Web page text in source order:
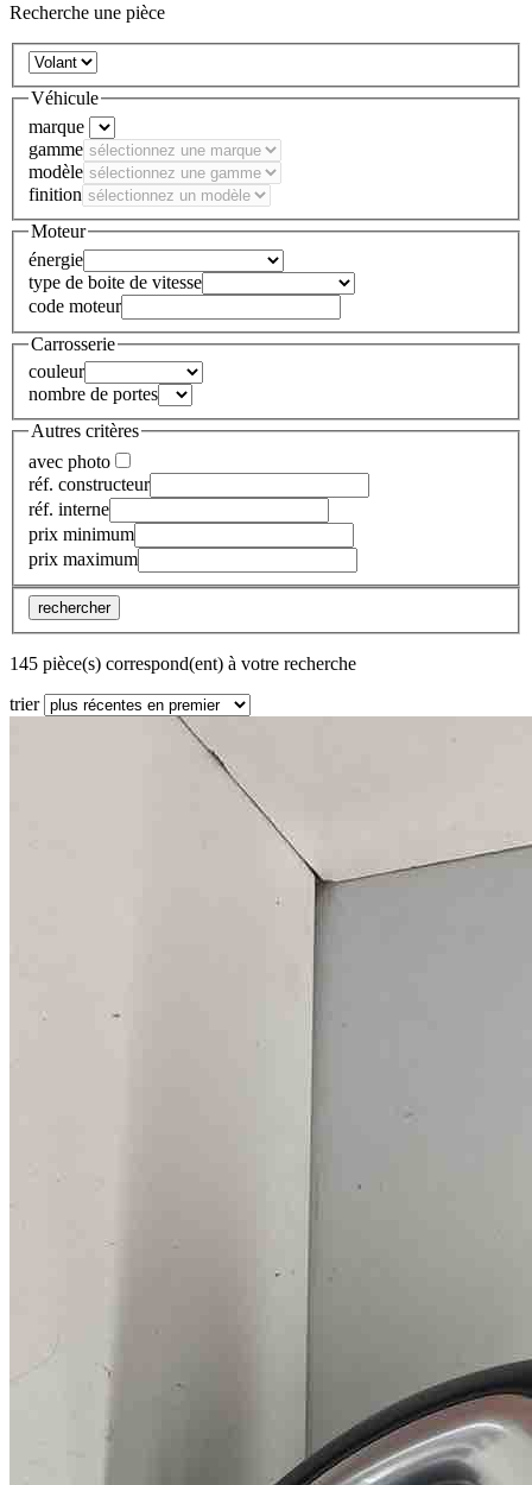
Recherche une pièce
Véhicule
marque
gamme
modèle
finition
Moteur
énergie
type de boite de vitesse
code moteur
Carrosserie
couleur
nombre de portes
Autres critères
avec photo
réf. constructeur
réf. interne
prix minimum
prix maximum
rechercher
145 pièce(s) correspond(ent) à votre recherche
trier